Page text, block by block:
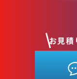
お見積